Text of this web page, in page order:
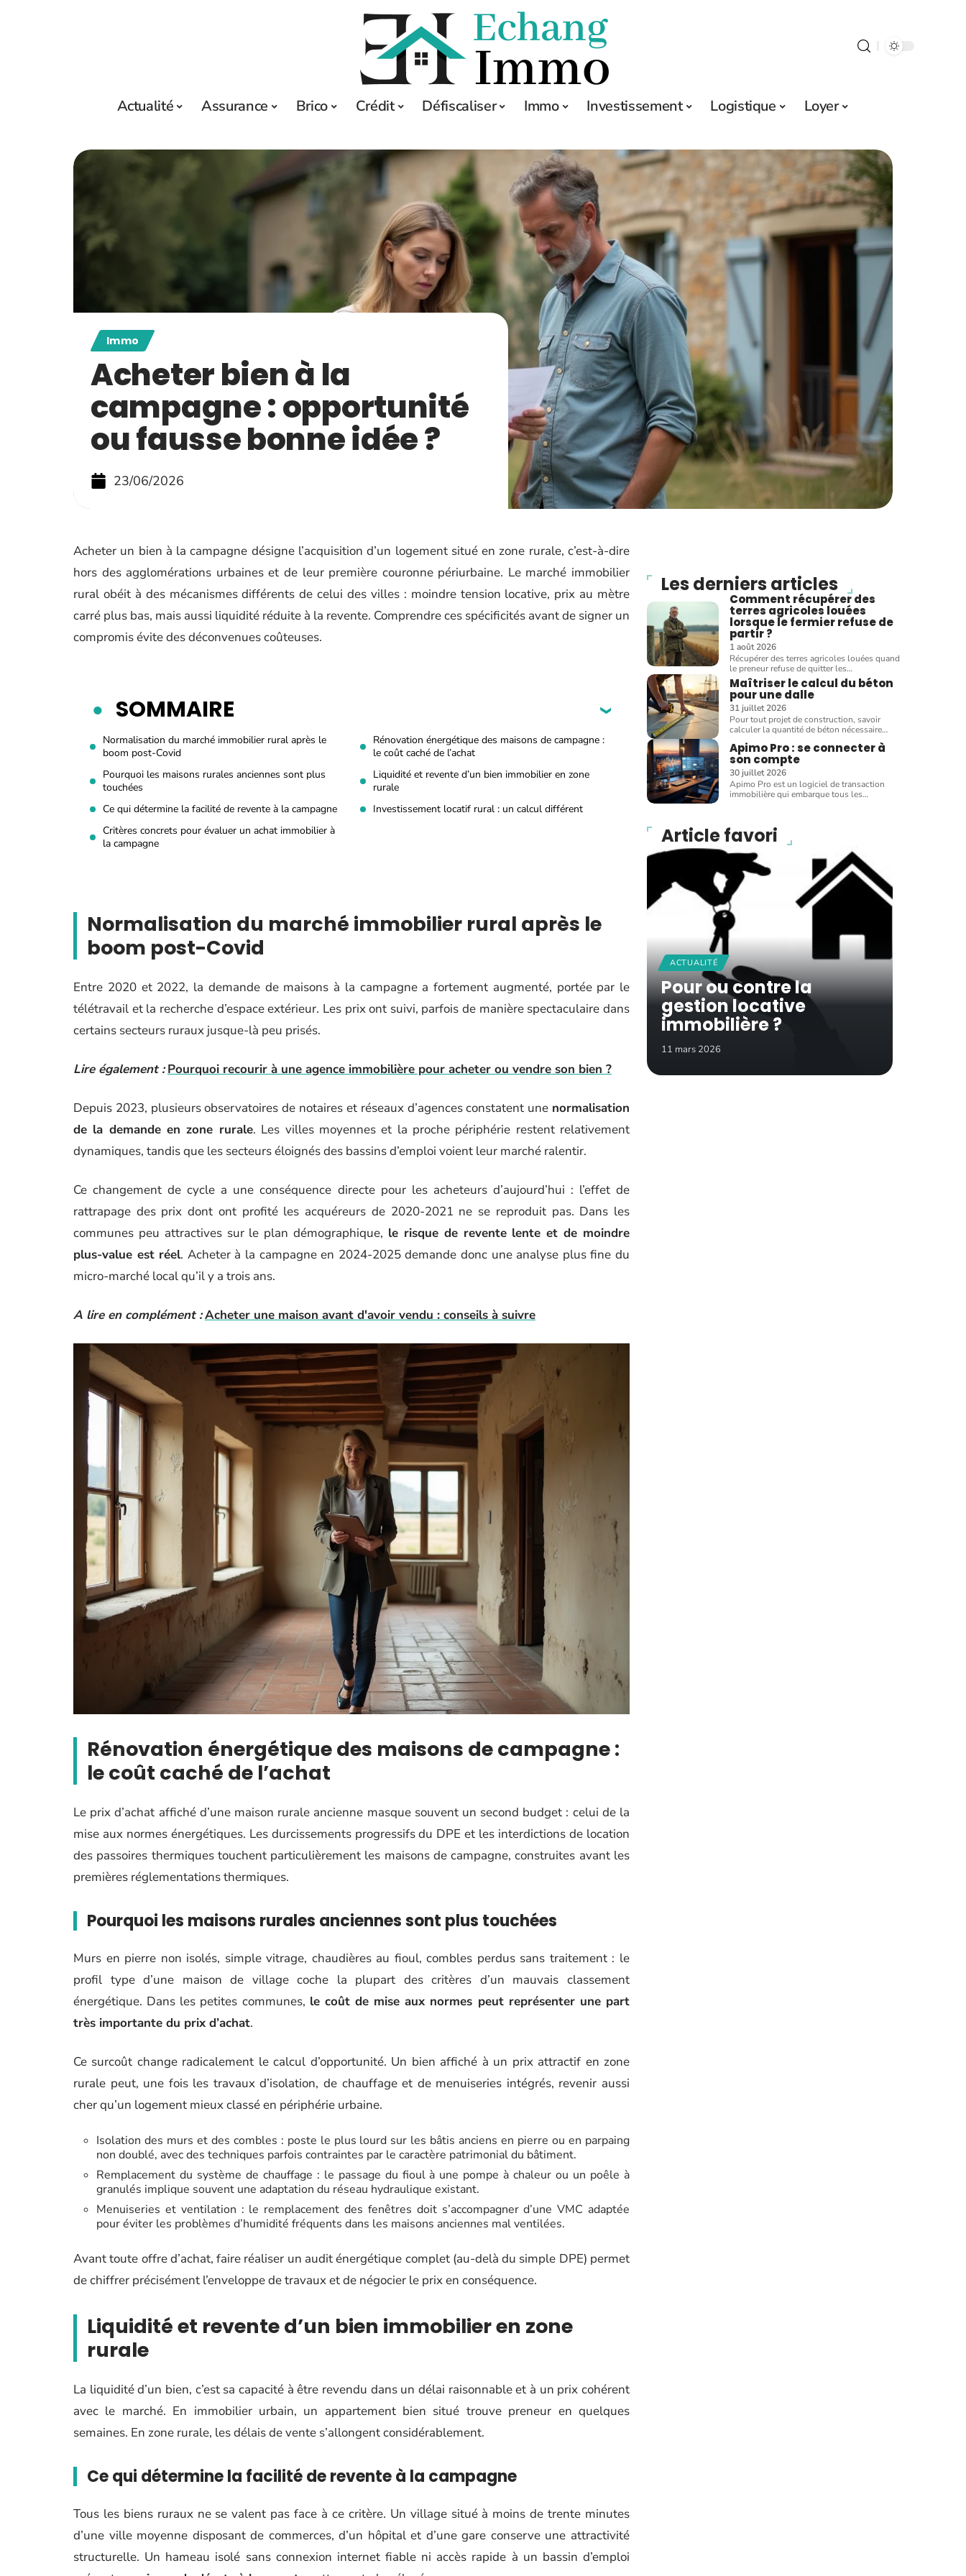
Actualité Assurance Brico Crédit Défiscaliser Immo Investissement Logistique Loyer
Immo
Acheter bien à la
campagne : opportunité
ou fausse bonne idée ?
23/06/2026
Acheter un bien à la campagne désigne l’acquisition d’un logement situé en zone rurale, c’est-à-dire
hors des agglomérations urbaines et de leur première couronne périurbaine. Le marché immobilier
rural obéit à des mécanismes différents de celui des villes : moindre tension locative, prix au mètre
carré plus bas, mais aussi liquidité réduite à la revente. Comprendre ces spécificités avant de signer un
compromis évite des déconvenues coûteuses.
SOMMAIRE
Normalisation du marché immobilier rural après le
boom post-Covid
Rénovation énergétique des maisons de campagne :
le coût caché de l’achat
Pourquoi les maisons rurales anciennes sont plus
touchées
Liquidité et revente d’un bien immobilier en zone
rurale
Ce qui détermine la facilité de revente à la campagne
Investissement locatif rural : un calcul différent
Critères concrets pour évaluer un achat immobilier à
la campagne
Normalisation du marché immobilier rural après le
boom post-Covid
Entre 2020 et 2022, la demande de maisons à la campagne a fortement augmenté, portée par le
télétravail et la recherche d’espace extérieur. Les prix ont suivi, parfois de manière spectaculaire dans
certains secteurs ruraux jusque-là peu prisés.
Lire également : Pourquoi recourir à une agence immobilière pour acheter ou vendre son bien ?
Depuis 2023, plusieurs observatoires de notaires et réseaux d’agences constatent une normalisation
de la demande en zone rurale. Les villes moyennes et la proche périphérie restent relativement
dynamiques, tandis que les secteurs éloignés des bassins d’emploi voient leur marché ralentir.
Ce changement de cycle a une conséquence directe pour les acheteurs d’aujourd’hui : l’effet de
rattrapage des prix dont ont profité les acquéreurs de 2020-2021 ne se reproduit pas. Dans les
communes peu attractives sur le plan démographique, le risque de revente lente et de moindre
plus-value est réel. Acheter à la campagne en 2024-2025 demande donc une analyse plus fine du
micro-marché local qu’il y a trois ans.
A lire en complément :Acheter une maison avant d'avoir vendu : conseils à suivre
Rénovation énergétique des maisons de campagne :
le coût caché de l’achat
Le prix d’achat affiché d’une maison rurale ancienne masque souvent un second budget : celui de la
mise aux normes énergétiques. Les durcissements progressifs du DPE et les interdictions de location
des passoires thermiques touchent particulièrement les maisons de campagne, construites avant les
premières réglementations thermiques.
Pourquoi les maisons rurales anciennes sont plus touchées
Murs en pierre non isolés, simple vitrage, chaudières au fioul, combles perdus sans traitement : le
profil type d’une maison de village coche la plupart des critères d’un mauvais classement
énergétique. Dans les petites communes, le coût de mise aux normes peut représenter une part
très importante du prix d’achat.
Ce surcoût change radicalement le calcul d’opportunité. Un bien affiché à un prix attractif en zone
rurale peut, une fois les travaux d’isolation, de chauffage et de menuiseries intégrés, revenir aussi
cher qu’un logement mieux classé en périphérie urbaine.
Isolation des murs et des combles : poste le plus lourd sur les bâtis anciens en pierre ou en parpaing
non doublé, avec des techniques parfois contraintes par le caractère patrimonial du bâtiment.
Remplacement du système de chauffage : le passage du fioul à une pompe à chaleur ou un poêle à
granulés implique souvent une adaptation du réseau hydraulique existant.
Menuiseries et ventilation : le remplacement des fenêtres doit s’accompagner d’une VMC adaptée
pour éviter les problèmes d’humidité fréquents dans les maisons anciennes mal ventilées.
Avant toute offre d’achat, faire réaliser un audit énergétique complet (au-delà du simple DPE) permet
de chiffrer précisément l’enveloppe de travaux et de négocier le prix en conséquence.
Liquidité et revente d’un bien immobilier en zone
rurale
La liquidité d’un bien, c’est sa capacité à être revendu dans un délai raisonnable et à un prix cohérent
avec le marché. En immobilier urbain, un appartement bien situé trouve preneur en quelques
semaines. En zone rurale, les délais de vente s’allongent considérablement.
Ce qui détermine la facilité de revente à la campagne
Tous les biens ruraux ne se valent pas face à ce critère. Un village situé à moins de trente minutes
d’une ville moyenne disposant de commerces, d’un hôpital et d’une gare conserve une attractivité
structurelle. Un hameau isolé sans connexion internet fiable ni accès rapide à un bassin d’emploi
Les derniers articles
Comment récupérer des
terres agricoles louées
lorsque le fermier refuse de
partir ?
1 août 2026
Récupérer des terres agricoles louées quand
le preneur refuse de quitter les…
Maîtriser le calcul du béton
pour une dalle
31 juillet 2026
Pour tout projet de construction, savoir
calculer la quantité de béton nécessaire…
Apimo Pro : se connecter à
son compte
30 juillet 2026
Apimo Pro est un logiciel de transaction
immobilière qui embarque tous les…
Article favori
ACTUALITÉ
Pour ou contre la
gestion locative
immobilière ?
11 mars 2026